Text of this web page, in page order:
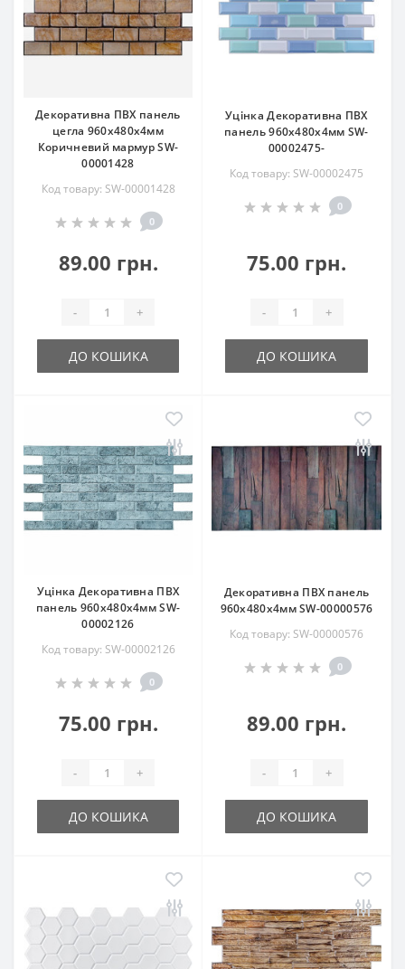
Декоративна ПВХ панель
цегла 960х480х4мм
Коричневий мармур SW-
00001428
Код товару: SW-00001428
0
89.00 грн.
- +
ДО КОШИКА
Уцінка Декоративна ПВХ
панель 960х480х4мм SW-
00002475-
Код товару: SW-00002475
0
75.00 грн.
- +
ДО КОШИКА
Уцінка Декоративна ПВХ
панель 960х480х4мм SW-
00002126
Код товару: SW-00002126
0
75.00 грн.
- +
ДО КОШИКА
Декоративна ПВХ панель
960х480х4мм SW-00000576
Код товару: SW-00000576
0
89.00 грн.
- +
ДО КОШИКА